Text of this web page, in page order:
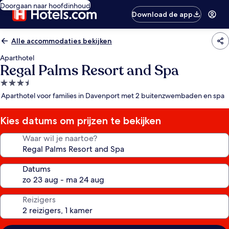
Doorgaan naar hoofdinhoud
Download de app
Alle accommodaties bekijken
Aparthotel
Regal Palms Resort and Spa
3.5-
sterrenaccommodatie
Aparthotel voor families in Davenport met 2 buitenzwembaden en spa
Kies datums om prijzen te bekijken
Waar wil je naartoe?
Datums
Reizigers